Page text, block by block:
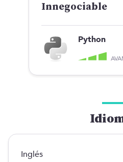
Innegociable
Python
Inglés